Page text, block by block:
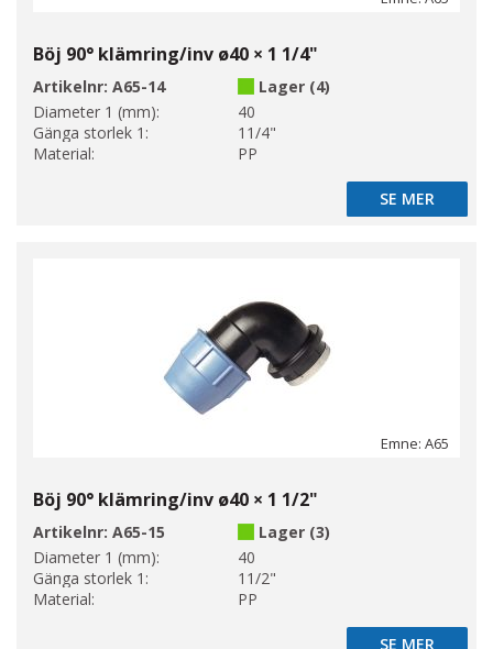
Böj 90° klämring/inv ø40 × 1 1/4"
Artikelnr: A65-14
Lager (4)
Diameter 1 (mm):
40
Gänga storlek 1:
11/4"
Material:
PP
SE MER
SE MER
Emne: A65
Böj 90° klämring/inv ø40 × 1 1/2"
Artikelnr: A65-15
Lager (3)
Diameter 1 (mm):
40
Gänga storlek 1:
11/2"
Material:
PP
SE MER